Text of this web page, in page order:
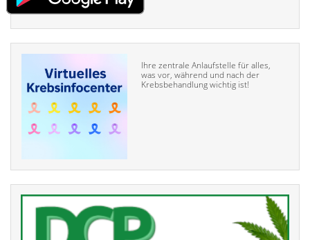
Ihre zentrale Anlaufstelle für alles,
was vor, während und nach der
Krebsbehandlung wichtig ist!